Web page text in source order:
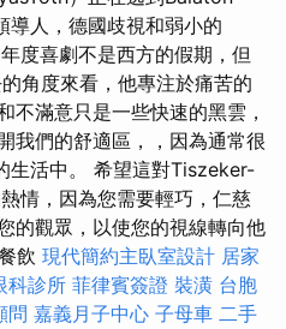
導人，德國歧視和弱小的
度喜劇不是西方的假期，但
角度來看，他專注於痛苦的
不滿意只是一些快速的黑雲，
我們的舒適區，，因為通常很
生活中。 希望這對Tiszeker-
情，因為您需要輕巧，仁慈
的觀眾，以使您的視線轉向他
飲 現代簡約主臥室設計 居家
科診所 菲律賓簽證 裝潢 台胞
問 嘉義月子中心 子母車 二手